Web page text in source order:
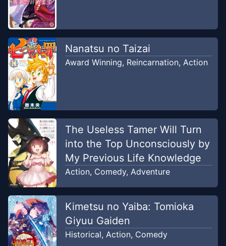
Nanatsu no Taizai
Award Winning, Reincarnation, Action
The Useless Tamer Will Turn
into the Top Unconsciously by
My Previous Life Knowledge
Action, Comedy, Adventure
Kimetsu no Yaiba: Tomioka
Giyuu Gaiden
Historical, Action, Comedy